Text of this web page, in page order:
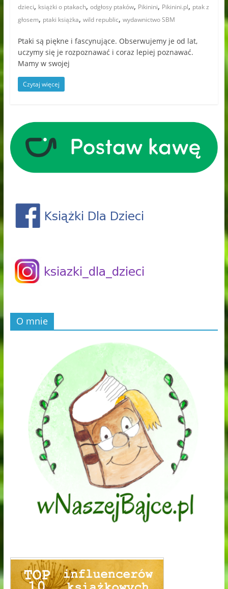
dzieci, książki o ptakach, odgłosy ptaków, Pikinini, Pikinini.pl, ptak z
głosem, ptaki książka, wild republic, wydawnictwo SBM
Ptaki są piękne i fascynujące. Obserwujemy je od lat,
uczymy się je rozpoznawać i coraz lepiej poznawać.
Mamy w swojej
Czytaj więcej
O mnie